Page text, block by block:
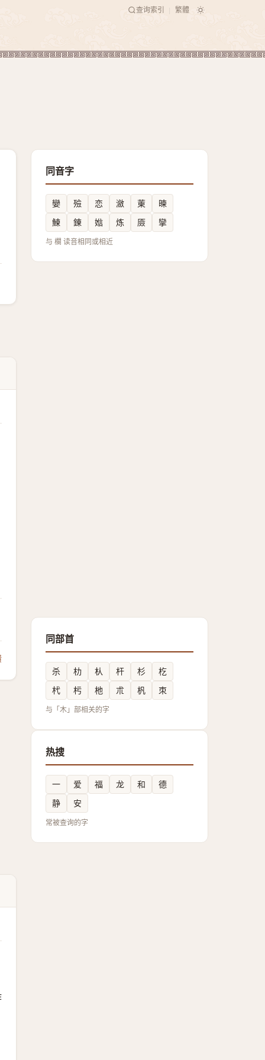
查询索引 繁體
同音字
孌 殮 恋 瀲 萰
暕
鰊
錬 㜃 炼 厱 攣
与 欄 读音相同或相近
同部首
杀 朸 朲 杆 杉
杚
杙
杇 杝 朮 杋 朿
与「木」部相关的字
热搜
一 爱 福 龙 和
德
静
安
常被查询的字